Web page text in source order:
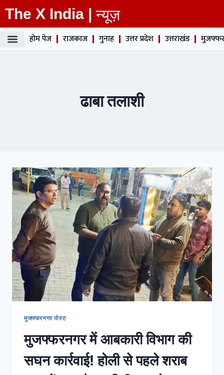
The X India | न्यूज़
होम पेज राजकाज गुनाह उत्तर प्रदेश उत्तराखंड
ढाबा तलाशी
मुजफ्फरनगर पोस्ट
मुजफ्फरनगर में आबकारी विभाग की
सघन कार्रवाई! होली से पहले शराब